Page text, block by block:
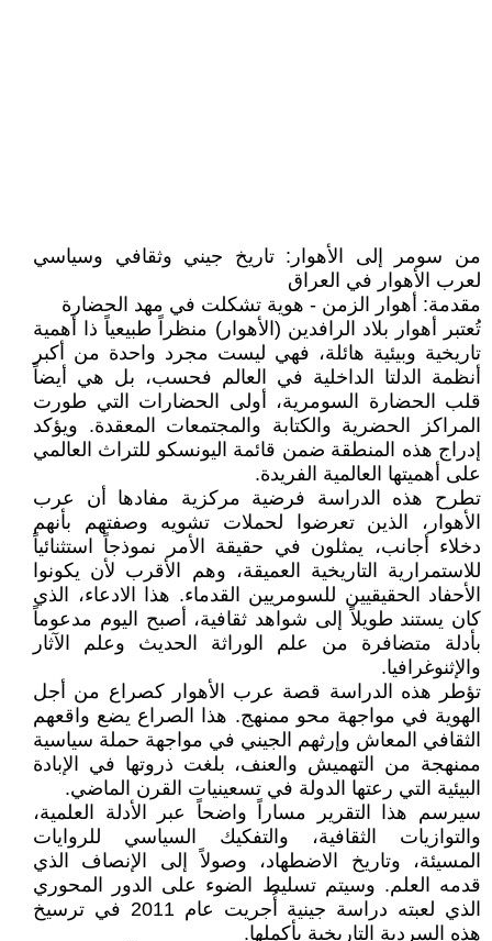
من سومر إلى الأهوار: تاريخ جيني وثقافي وسياسي
لعرب الأهوار في العراق
مقدمة: أهوار الزمن - هوية تشكلت في مهد الحضارة
تُعتبر أهوار بلاد الرافدين (الأهوار) منظراً طبيعياً ذا أهمية
تاريخية وبيئية هائلة، فهي ليست مجرد واحدة من أكبر
أنظمة الدلتا الداخلية في العالم فحسب، بل هي أيضاً
قلب الحضارة السومرية، أولى الحضارات التي طورت
المراكز الحضرية والكتابة والمجتمعات المعقدة. ويؤكد
إدراج هذه المنطقة ضمن قائمة اليونسكو للتراث العالمي
على أهميتها العالمية الفريدة.
تطرح هذه الدراسة فرضية مركزية مفادها أن عرب
الأهوار، الذين تعرضوا لحملات تشويه وصفتهم بأنهم
دخلاء أجانب، يمثلون في حقيقة الأمر نموذجاً استثنائياً
للاستمرارية التاريخية العميقة، وهم الأقرب لأن يكونوا
الأحفاد الحقيقيين للسومريين القدماء. هذا الادعاء، الذي
كان يستند طويلاً إلى شواهد ثقافية، أصبح اليوم مدعوماً
بأدلة متضافرة من علم الوراثة الحديث وعلم الآثار
والإثنوغرافيا.
تؤطر هذه الدراسة قصة عرب الأهوار كصراع من أجل
الهوية في مواجهة محو ممنهج. هذا الصراع يضع واقعهم
الثقافي المعاش وإرثهم الجيني في مواجهة حملة سياسية
ممنهجة من التهميش والعنف، بلغت ذروتها في الإبادة
البيئية التي رعتها الدولة في تسعينيات القرن الماضي.
سيرسم هذا التقرير مساراً واضحاً عبر الأدلة العلمية،
والتوازيات الثقافية، والتفكيك السياسي للروايات
المسيئة، وتاريخ الاضطهاد، وصولاً إلى الإنصاف الذي
قدمه العلم. وسيتم تسليط الضوء على الدور المحوري
الذي لعبته دراسة جينية أُجريت عام 2011 في ترسيخ
هذه السردية التاريخية بأكملها.